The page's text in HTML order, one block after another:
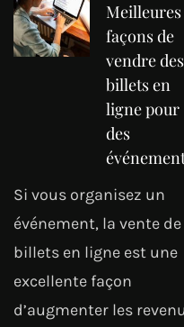
Meilleures
façons de
vendre des
billets en
ligne pour
des
Si vous organisez un
événement, la vente de
billets en ligne est une
excellente façon
d’augmenter les